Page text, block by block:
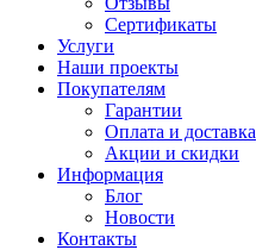
Сертификаты
Услуги
Наши проекты
Покупателям
Гарантии
Оплата и доставка
Акции и скидки
Информация
Блог
Новости
Контакты